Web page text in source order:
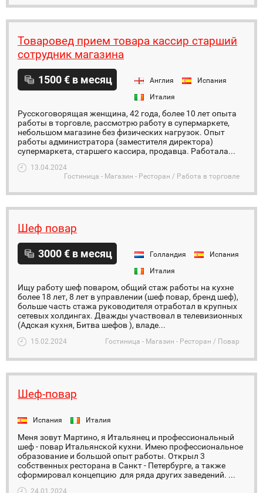
Товаровед прием товара кассир старший
сотрудник магазина
1500 € в месяц Англия
Испания
Италия
Русскоговорящая женщина, 42 года, более 10 лет опыта
работы в торговле, рассмотрю работу в супермаркете,
небольшом магазине без физических нагрузок. Опыт
работы администратора (заместителя директора)
супермаркета, старшего кассира, продавца. Работала...
13.04.2024
Гостиница - Магазин - Ресторан / Работа в торговле
Шеф повар
3000 € в месяц Голландия
Испания
Италия
Ищу работу шеф поваром, общий стаж работы на кухне
более 18 лет, 8 лет в управлении (шеф повар, бренд шеф),
больше часть стажа руководителя отработал в крупных
сетевых холдингах. Дважды участвовал в телевизионных
(Адская кухня, Битва шефов ), владе...
15.02.2024 Гостиница - Магазин - Ресторан / Повар
Шеф-повар
Испания Италия
Меня зовут Мартино, я Итальянец и профессиональный
шеф - повар Итальянской кухни. Имею профессиональное
образование и большой опыт работы. Открыл 3
собственных ресторана в Санкт - Петербурге, а также
сформировал концепцию для ряда других заведений. ...
24.01.2024